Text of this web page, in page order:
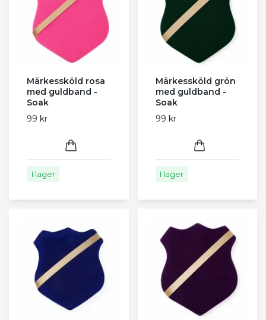
Märkessköld rosa
med guldband -
Soak
99 kr
I lager
Märkessköld grön
med guldband -
Soak
99 kr
I lager